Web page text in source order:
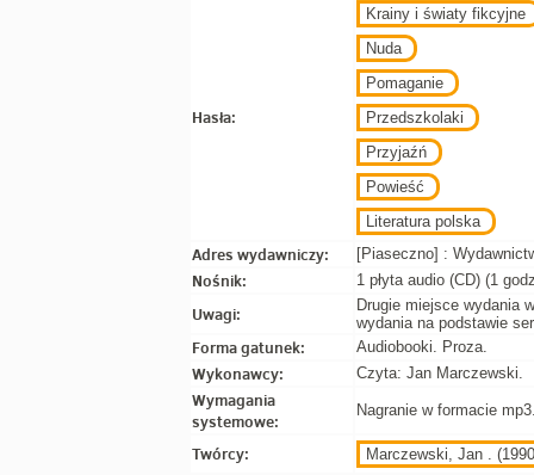
Hasła:
Krainy i światy fikcyjne
Nuda
Pomaganie
Przedszkolaki
Przyjaźń
Powieść
Literatura polska
Adres wydawniczy: [Piaseczno] :
Nośnik: 1 płyta audio (CD) (1
Uwagi:
Drugie miejsce wydania
wydania na podstawie
Forma gatunek: Audiobooki. Proza.
Wykonawcy: Czyta: Jan Marczewski.
Wymagania
systemowe:
Nagranie w formacie
Twórcy: Marczewski, Jan .